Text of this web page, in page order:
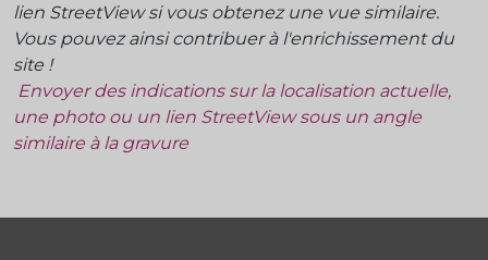
lien StreetView si vous obtenez une vue similaire.
Vous pouvez ainsi contribuer à l'enrichissement du
site !
Envoyer des indications sur la localisation actuelle,
une photo ou un lien StreetView sous un angle
similaire à la gravure